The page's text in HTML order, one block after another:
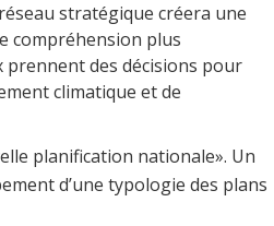
stratégique créera une
compréhension plus
des décisions pour
climatique et de
planification nationale». Un
d’une typologie des plans